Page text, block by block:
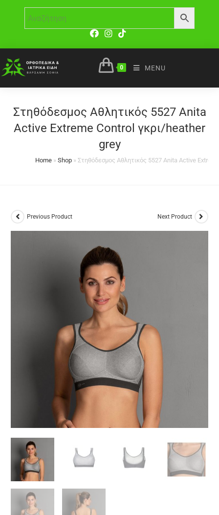
0 MENU
Στηθόδεσμος Αθλητικός 5527 Anita
Active Extreme Control γκρι/heather
grey
Home »Shop »Στηθόδεσμος Αθλητικός 5527 Anita Active
Previous Product Next Product